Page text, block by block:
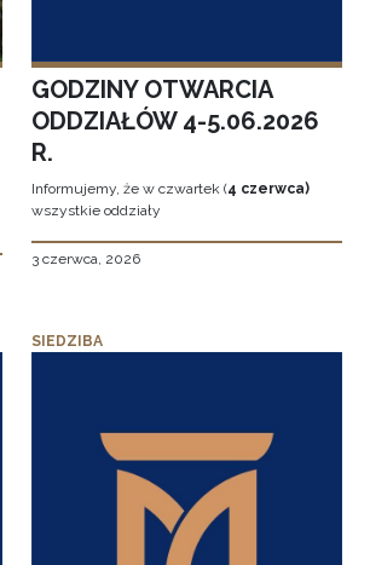
GODZINY OTWARCIA
ODDZIAŁÓW 4-5.06.2026
R.
Informujemy, że w czwartek (4 czerwca)
wszystkie oddziały
3 czerwca, 2026
SIEDZIBA